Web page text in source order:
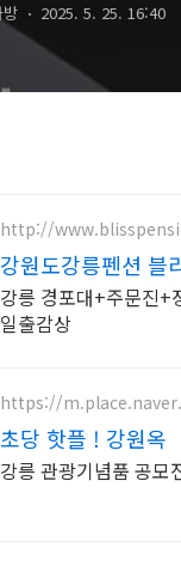
2025. 5. 25. 16:40
http://
강원도강릉펜션 블
강릉 경포대+주문진+
일출감상
https://
초당 핫플 ! 강원옥
강릉 관광기념품 공모